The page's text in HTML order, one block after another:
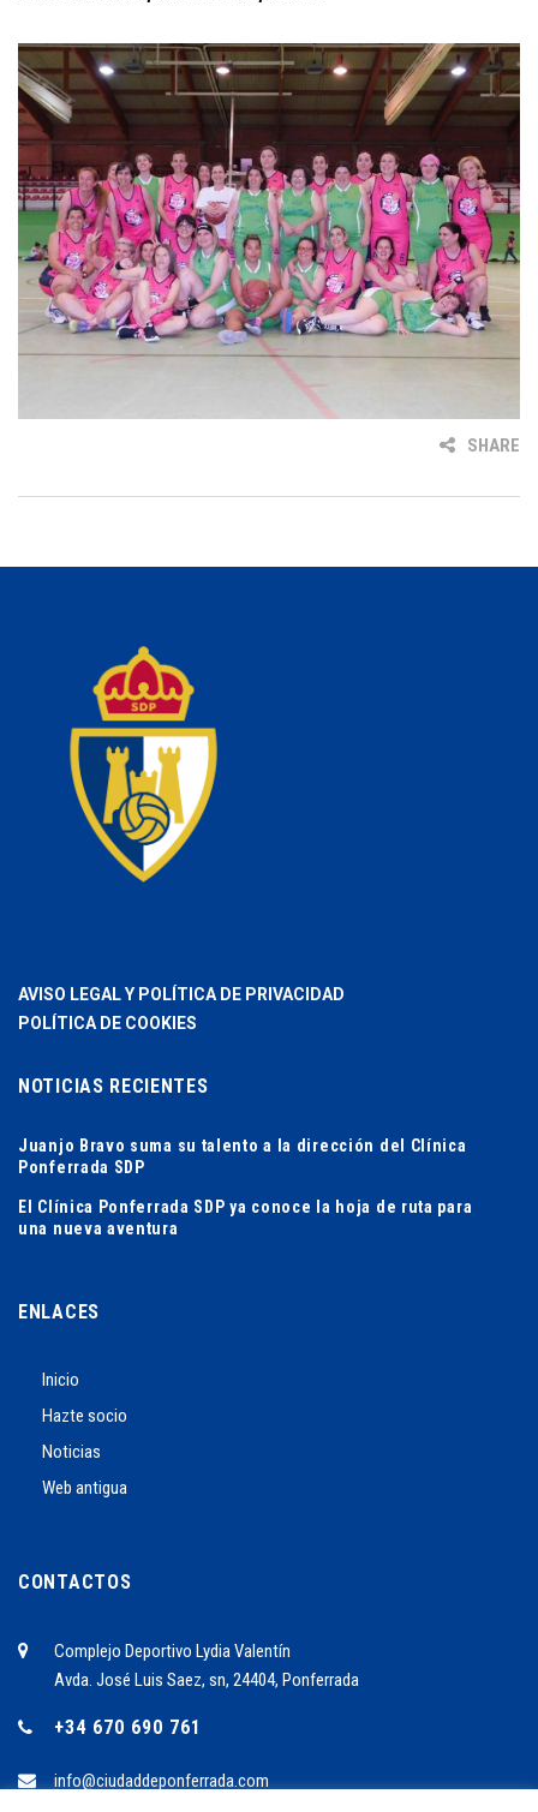
SHARE
AVISO LEGAL Y POLÍTICA DE PRIVACIDAD
POLÍTICA DE COOKIES
NOTICIAS RECIENTES
Juanjo Bravo suma su talento a la dirección del Clínica
Ponferrada SDP
El Clínica Ponferrada SDP ya conoce la hoja de ruta para
una nueva aventura
ENLACES
Inicio
Hazte socio
Noticias
Web antigua
CONTACTOS
Complejo Deportivo Lydia Valentín
Avda. José Luis Saez, sn, 24404, Ponferrada
+34 670 690 761
info@ciudaddeponferrada.com